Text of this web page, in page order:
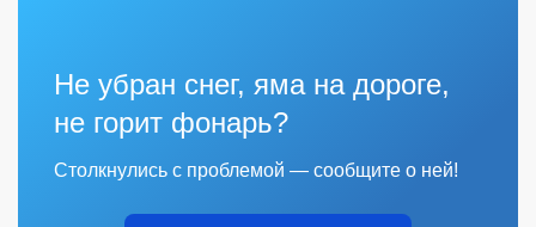
Не убран снег, яма на дороге,
не горит фонарь?
Столкнулись с проблемой — сообщите о ней!